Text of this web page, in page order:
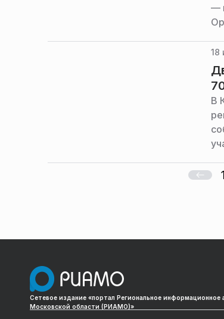
—
18
В
1
Сетевое издание «портал Региональное информационное
Московской области (РИАМО)»